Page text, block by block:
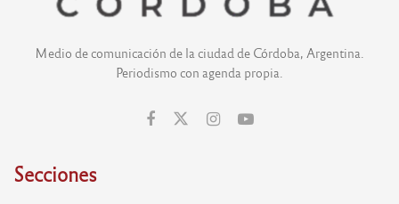
Medio de comunicación de la ciudad de Córdoba, Argentina.
Periodismo con agenda propia.
Secciones